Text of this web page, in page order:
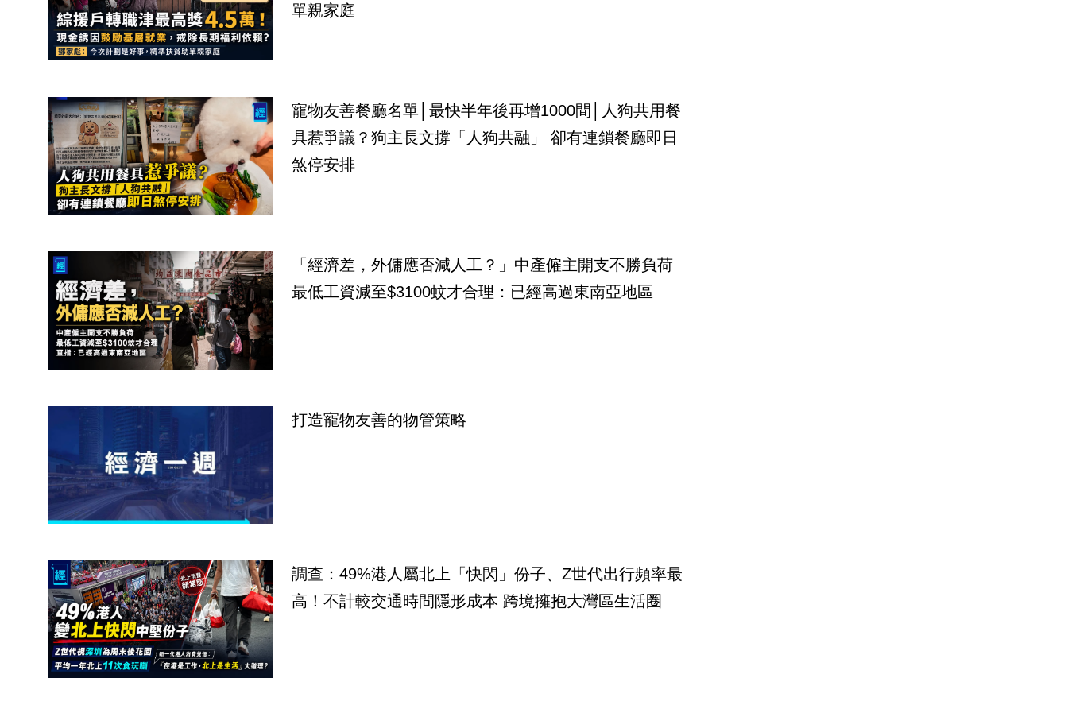
單親家庭
寵物友善餐廳名單│最快半年後再增1000間│人狗共用餐
具惹爭議？狗主長文撐「人狗共融」 卻有連鎖餐廳即日
煞停安排
「經濟差，外傭應否減人工？」中產僱主開支不勝負荷
最低工資減至$3100蚊才合理：已經高過東南亞地區
打造寵物友善的物管策略
調查：49%港人屬北上「快閃」份子、Z世代出行頻率最
高！不計較交通時間隱形成本 跨境擁抱大灣區生活圈